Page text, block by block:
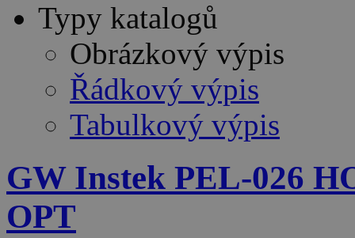
Typy katalogů
Obrázkový výpis
Řádkový výpis
Tabulkový výpis
GW Instek PEL-026
OPT